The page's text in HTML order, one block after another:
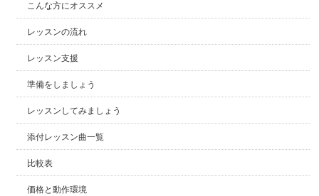
こんな方にオススメ
レッスンの流れ
レッスン支援
準備をしましょう
レッスンしてみましょう
添付レッスン曲一覧
比較表
価格と動作環境